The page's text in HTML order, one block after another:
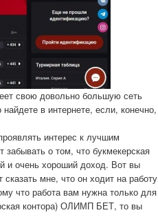
свою довольно большую сеть
в интернете, если, конечно,
интерес к лучшим
забывать о том, что букмекерская
и очень хороший доход. Вот вы
мне, что он ходит на работу
что работа вам нужна только для
контора) ОЛИМП БЕТ, то вы